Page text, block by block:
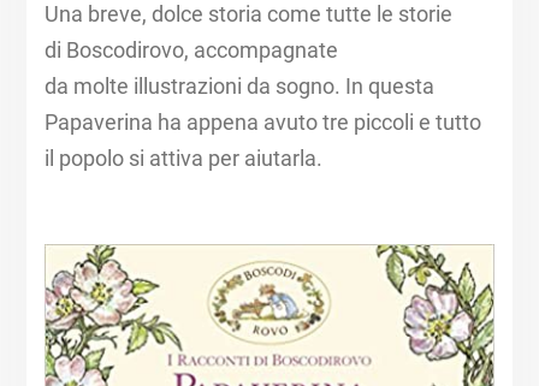
Una breve, dolce storia come tutte le storie
di Boscodirovo, accompagnate
da molte illustrazioni da sogno. In questa
Papaverina ha appena avuto tre piccoli e tutto
il popolo si attiva per aiutarla.